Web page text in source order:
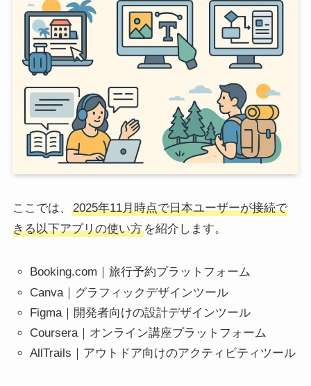
ここでは、
2025年11月時点で日本ユーザーが接続で
きる以下アプリの使い方を紹介します。
Booking.com｜旅行予約プラットフォーム
Canva｜グラフィックデザインツール
Figma｜開発者向けの設計デザインツール
Coursera｜オンライン講座プラットフォーム
AllTrails｜アウトドア向けのアクティビティツール